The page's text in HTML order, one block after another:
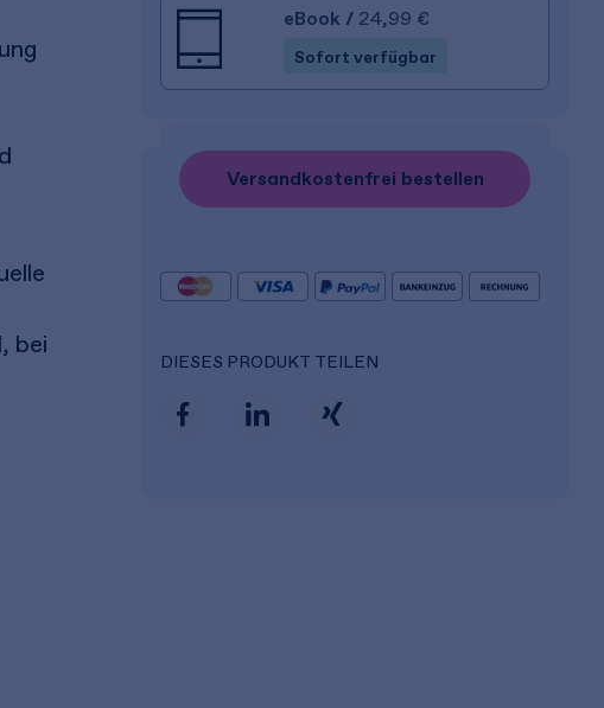
bei
eBook / 24,99 €
Sofort verfügbar
Versandkostenfrei bestellen
DIESES PRODUKT TEILEN